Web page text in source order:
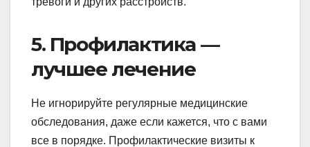
5. Профилактика —
лучшее лечение
Не игнорируйте регулярные медицинские
обследования, даже если кажется, что с вами
все в порядке. Профилактические визиты к